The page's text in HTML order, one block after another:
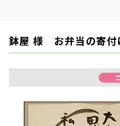
鉢屋 様 お弁当の寄付